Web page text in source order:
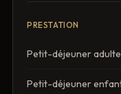
PRESTATION
Petit-déjeuner adulte
Petit-déjeuner